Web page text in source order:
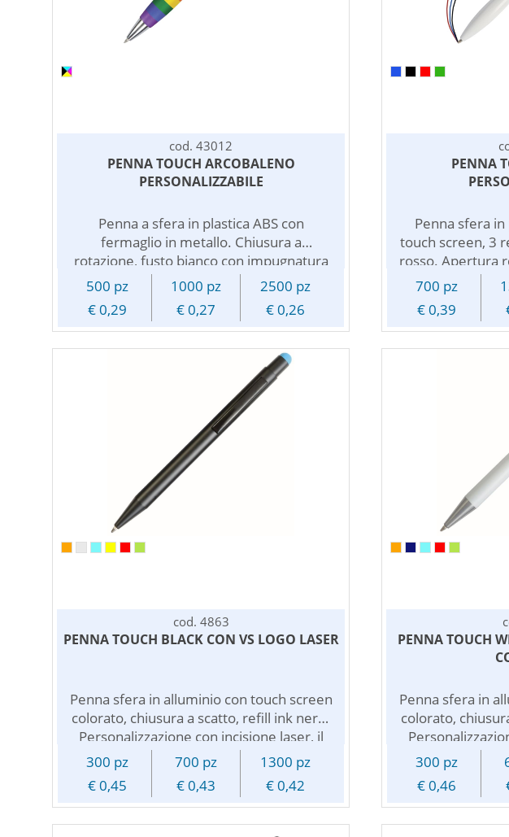
cod. 43012
PENNA TOUCH ARCOBALENO
PERSONALIZZABILE
Penna a sfera in plastica ABS con
fermaglio in metallo. Chiusura a
rotazione, fusto bianco con impugnatura
in gomma antiscivolo arcobaleno,
gommino per touch screen. Refill
inchiostro nero. Personalizzabile con logo
pubblicitario.
500 pz 1000 pz
2500 pz
€ 0,29
€ 0,27 € 0,26
PENNA
Penna sfera
touch screen, 3
rosso. Apertura
bianca con
700 pz
€ 0,39
cod. 4863
PENNA TOUCH BLACK CON VS LOGO LASER
Penna sfera in alluminio con touch screen
colorato, chiusura a scatto, refill ink nero.
Personalizzazione con incisione laser, il
logo inciso avra' lo stesso colore del touch
screen.
300 pz 700 pz
1300 pz
€ 0,45
€ 0,43 € 0,42
PENNA TOUCH
Penna sfera in
colorato,
logo inciso avra' lo stesso colore del touch
300 pz
€ 0,46